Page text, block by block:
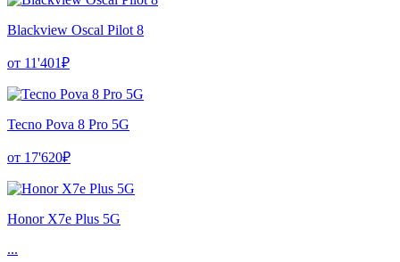
Blackview Oscal Pilot 8
от 11'401₽
Tecno Pova 8 Pro 5G
от 17'620₽
Honor X7e Plus 5G
...